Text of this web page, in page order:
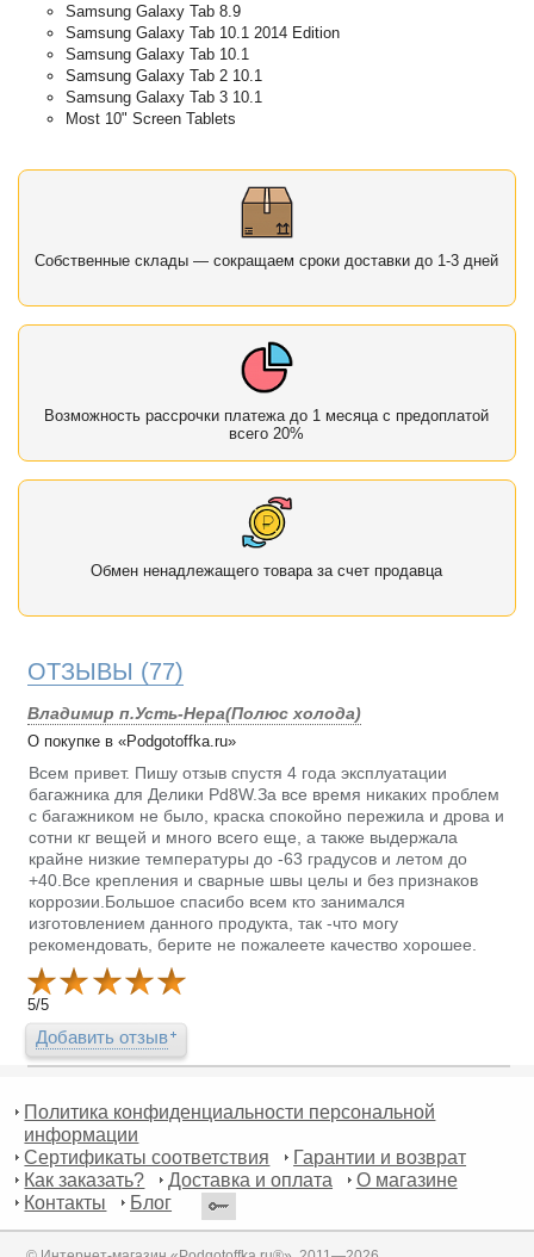
Samsung Galaxy Tab 8.9
Samsung Galaxy Tab 10.1 2014 Edition
Samsung Galaxy Tab 10.1
Samsung Galaxy Tab 2 10.1
Samsung Galaxy Tab 3 10.1
Most 10" Screen Tablets
Собственные склады — сокращаем сроки доставки до 1-3 дней
Возможность рассрочки платежа до 1 месяца с предоплатой
всего 20%
Обмен ненадлежащего товара за счет продавца
ОТЗЫВЫ (77)
Владимир п.Усть-Нера(Полюс холода)
О покупке в «Podgotoffka.ru»
Всем привет. Пишу отзыв спустя 4 года эксплуатации
багажника для Делики Pd8W.За все время никаких проблем
с багажником не было, краска спокойно пережила и дрова и
сотни кг вещей и много всего еще, а также выдержала
крайне низкие температуры до -63 градусов и летом до
+40.Все крепления и сварные швы целы и без признаков
коррозии.Большое спасибо всем кто занимался
изготовлением данного продукта, так -что могу
рекомендовать, берите не пожалеете качество хорошее.
5/5
Добавить отзыв
Политика конфиденциальности персональной
информации
Сертификаты соответствия
Гарантии и возврат
Как заказать?
Доставка и оплата
О магазине
Контакты
Блог